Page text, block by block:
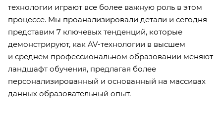
технологии играют все более важную роль в этом
процессе. Мы проанализировали детали и сегодня
представим 7 ключевых тенденций, которые
демонстрируют, как AV-технологии в высшем
и среднем профессиональном образовании меняют
ландшафт обучения, предлагая более
персонализированный и основанный на массивах
данных образовательный опыт.